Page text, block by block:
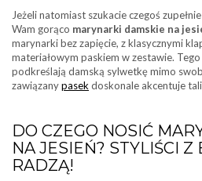
Jeżeli natomiast szukacie czegoś
Wam gorąco marynarki damskie na
marynarki bez zapięcie, z klasycznymi
materiałowym paskiem w zestawie.
podkreślają damską sylwetkę mimo
zawiązanypasek doskonale akcentuje
DO CZEGO NOSIĆ
NA JESIEŃ? STYLIŚCI Z
RADZĄ!